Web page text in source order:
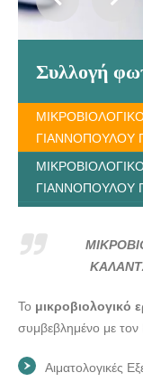
Συλλογή
ΓΙΑΝΝΟΠΟΥΛΟΥ
ΓΙΑΝΝΟΠΟΥΛΟΥ
ΓΙΑΝΝΟΠΟΥΛΟΥ
Το μικροβιολογικό
συμβεβλημένο με
Αιματολογικές